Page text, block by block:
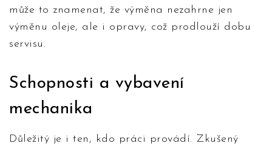
může to znamenat, že výměna nezahrne jen
výměnu oleje, ale i opravy, což prodlouží dobu
servisu.
Schopnosti a vybavení
mechanika
Důležitý je i ten, kdo práci provádí. Zkušený